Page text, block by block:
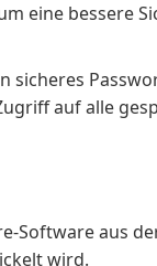
eine bessere
sicheres
auf alle
Software aus
wird.